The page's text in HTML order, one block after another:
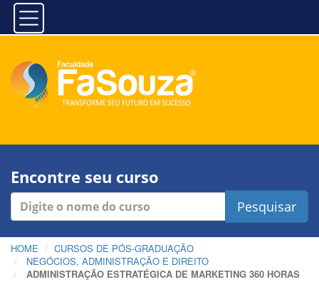
Encontre seu curso
Pesquisar
HOME
CURSOS DE PÓS-GRADUAÇÃO
NEGÓCIOS, ADMINISTRAÇÃO E DIREITO
ADMINISTRAÇÃO ESTRATÉGICA DE MARKETING 360 HORAS